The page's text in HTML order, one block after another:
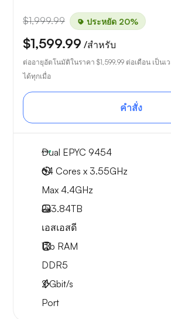
$1,999.99 ประหยัด 20%
$1,599.99 /สำหรับ
ต่ออายุอัตโนมัติในราคา $1,599.99 ต่อเดือน เป็นเ
ได้ทุกเมื่อ
คำสั่ง
Dual EPYC 9454
64 Cores x 3.55GHz
Max 4.4GHz
2x3.84TB
เอสเอสดี
1Tb RAM
DDR5
2Gbit/s
Port